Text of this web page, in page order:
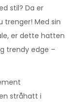
stil? Da er
trenger! Med sin
er dette hatten
trendy edge –
stråhatt i